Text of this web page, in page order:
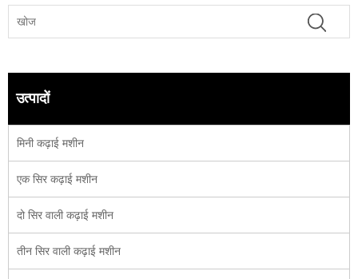
उत्पादों
मिनी कढ़ाई मशीन
एक सिर कढ़ाई मशीन
दो सिर वाली कढ़ाई मशीन
तीन सिर वाली कढ़ाई मशीन